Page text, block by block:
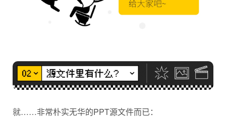
就……非常朴实无华的PPT源文件而已：